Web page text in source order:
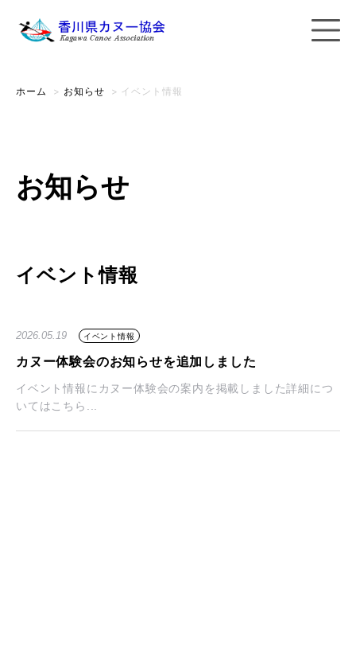
ホーム > お知らせ > イベント情報
お知らせ
イベント情報
2026.05.19 イベント情報
カヌー体験会のお知らせを追加しました
イベント情報にカヌー体験会の案内を掲載しました詳細につ
いてはこちら...